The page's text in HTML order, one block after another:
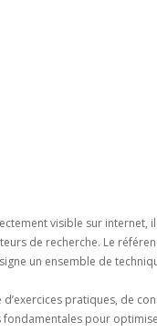
visible sur internet,
de recherche. Le
un ensemble de
pratiques, de
pour